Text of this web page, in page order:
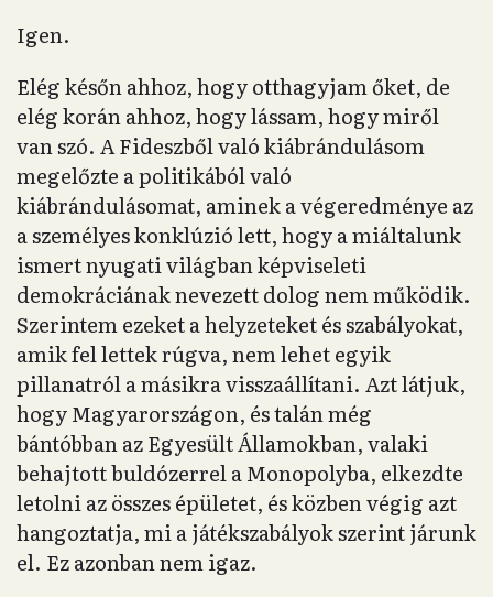
Igen.
Elég későn ahhoz, hogy otthagyjam őket, de
elég korán ahhoz, hogy lássam, hogy miről
van szó. A Fideszből való kiábrándulásom
megelőzte a politikából való
kiábrándulásomat, aminek a végeredménye az
a személyes konklúzió lett, hogy a miáltalunk
ismert nyugati világban képviseleti
demokráciának nevezett dolog nem működik.
Szerintem ezeket a helyzeteket és szabályokat,
amik fel lettek rúgva, nem lehet egyik
pillanatról a másikra visszaállítani. Azt látjuk,
hogy Magyarországon, és talán még
bántóbban az Egyesült Államokban, valaki
behajtott buldózerrel a Monopolyba, elkezdte
letolni az összes épületet, és közben végig azt
hangoztatja, mi a játékszabályok szerint járunk
el. Ez azonban nem igaz.